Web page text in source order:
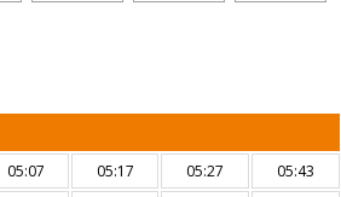
05:07 05:17 05:27
05:43